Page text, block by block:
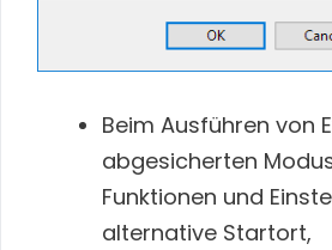
Beim Ausführen von
abgesicherten
Funktionen und
alternative Startort,